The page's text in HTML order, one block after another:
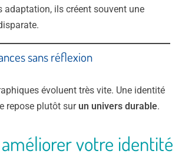
adaptation, ils créent souvent une
sans réflexion
évoluent très vite. Une identité
repose plutôt surun univers durable.
votre identité